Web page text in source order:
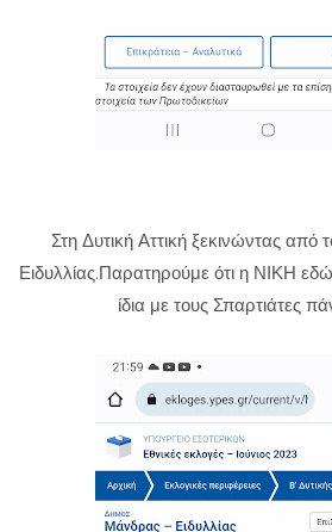
Στη Δυτική Αττική ξεκινώντας
Ειδυλλίας.Παρατηρούμε ότι η ΝΙΚΗ
ίδια με τους Σπαρτιάτες